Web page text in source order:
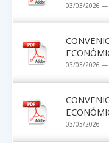
03/03/2026 —
03/03/2026 —
03/03/2026 —